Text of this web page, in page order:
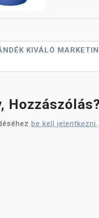
KIVÁLÓ
be kell jelentkezni